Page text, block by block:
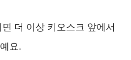
더 이상 키오스크 앞에서
요.